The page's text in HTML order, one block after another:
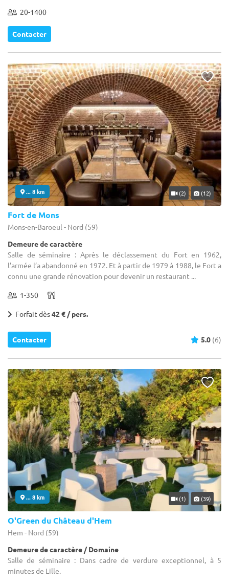
20-1400
Contacter
... 8 km (2) (12)
Fort de Mons
Mons-en-Baroeul - Nord (59)
Demeure de caractère
Salle de séminaire : Après le déclassement du Fort en 1962,
l’armée l’a abandonné en 1972. Et à partir de 1979 à 1988, le Fort a
connu une grande rénovation pour devenir un restaurant ...
1-350
Forfait dès42 € / pers.
Contacter 5.0 (6)
... 8 km (1) (39)
O'Green du Château d'Hem
Hem - Nord (59)
Demeure de caractère / Domaine
Salle de séminaire : Dans cadre de verdure exceptionnel, à 5
minutes de Lille.